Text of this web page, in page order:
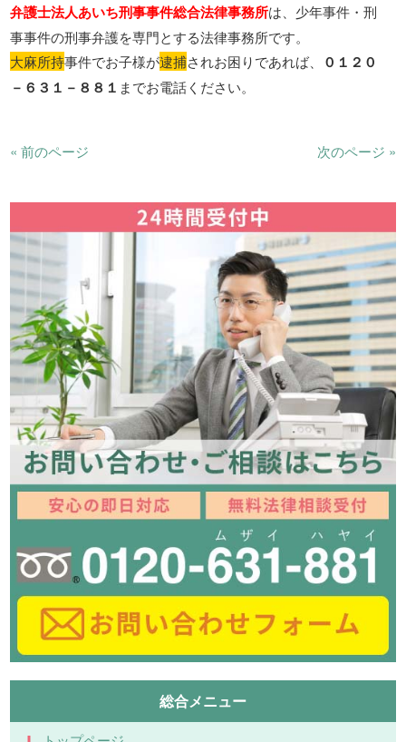
弁護士法人あいち刑事事件総合法律事務所は、少年事件・刑
事事件の刑事弁護を専門とする法律事務所です。
大麻所持事件でお子様が逮捕されお困りであれば、
０１２０
－６３１－８８１ までお電話ください。
« 前のページ 次のページ »
総合メニュー